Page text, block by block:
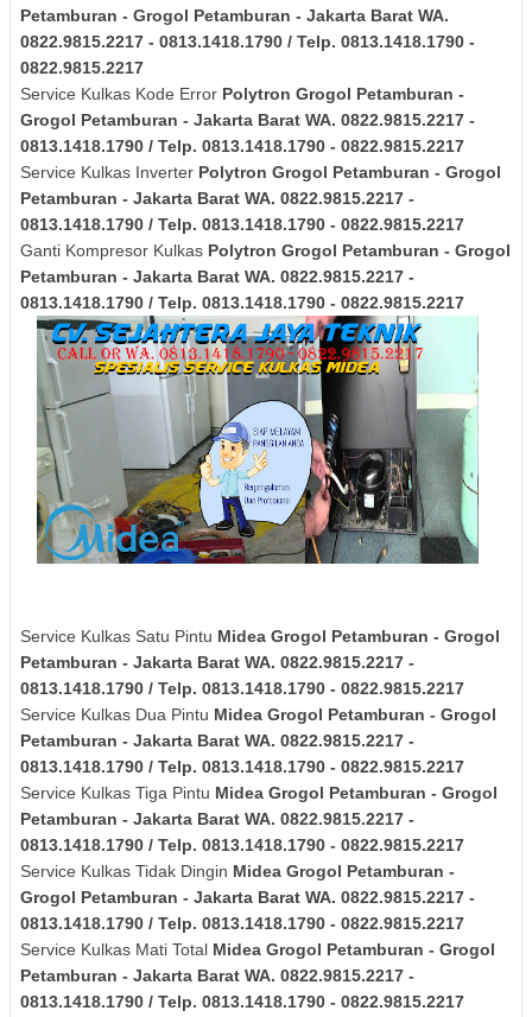
Petamburan - Grogol Petamburan - Jakarta Barat WA.
0822.9815.2217 - 0813.1418.1790 / Telp. 0813.1418.1790 -
0822.9815.2217
Service Kulkas Kode Error Polytron Grogol Petamburan -
Grogol Petamburan - Jakarta Barat WA. 0822.9815.2217 -
0813.1418.1790 / Telp. 0813.1418.1790 - 0822.9815.2217
Service Kulkas Inverter Polytron Grogol Petamburan - Grogol
Petamburan - Jakarta Barat WA. 0822.9815.2217 -
0813.1418.1790 / Telp. 0813.1418.1790 - 0822.9815.2217
Ganti Kompresor Kulkas Polytron Grogol Petamburan - Grogol
Petamburan - Jakarta Barat WA. 0822.9815.2217 -
0813.1418.1790 / Telp. 0813.1418.1790 - 0822.9815.2217
Service Kulkas Satu Pintu Midea Grogol Petamburan - Grogol
Petamburan - Jakarta Barat WA. 0822.9815.2217 -
0813.1418.1790 / Telp. 0813.1418.1790 - 0822.9815.2217
Service Kulkas Dua Pintu Midea Grogol Petamburan - Grogol
Petamburan - Jakarta Barat WA. 0822.9815.2217 -
0813.1418.1790 / Telp. 0813.1418.1790 - 0822.9815.2217
Service Kulkas Tiga Pintu Midea Grogol Petamburan - Grogol
Petamburan - Jakarta Barat WA. 0822.9815.2217 -
0813.1418.1790 / Telp. 0813.1418.1790 - 0822.9815.2217
Service Kulkas Tidak Dingin Midea Grogol Petamburan -
Grogol Petamburan - Jakarta Barat WA. 0822.9815.2217 -
0813.1418.1790 / Telp. 0813.1418.1790 - 0822.9815.2217
Service Kulkas Mati Total Midea Grogol Petamburan - Grogol
Petamburan - Jakarta Barat WA. 0822.9815.2217 -
0813.1418.1790 / Telp. 0813.1418.1790 - 0822.9815.2217